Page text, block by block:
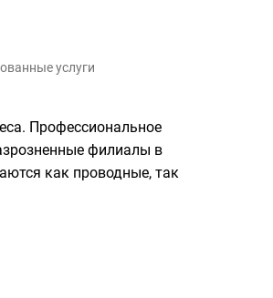
услуги
Профессиональное
филиалы в
как проводные, так